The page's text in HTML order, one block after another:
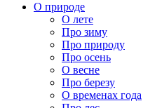
О природе
О лете
Про зиму
Про природу
Про осень
О весне
Про березу
О временах года